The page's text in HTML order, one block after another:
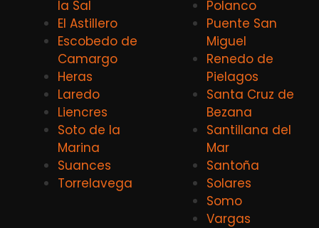
la Sal
El Astillero
Escobedo de
Camargo
Heras
Laredo
Liencres
Soto de la
Marina
Suances
Torrelavega
Polanco
Puente San
Miguel
Renedo de
Pielagos
Santa Cruz de
Bezana
Santillana del
Mar
Santoña
Solares
Somo
Vargas